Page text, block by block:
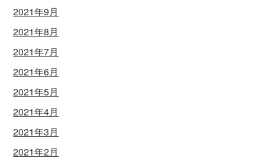
2021年9月
2021年8月
2021年7月
2021年6月
2021年5月
2021年4月
2021年3月
2021年2月